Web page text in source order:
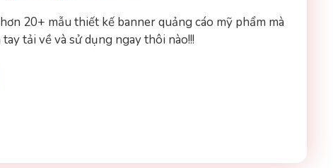
20+ mẫu thiết kế banner quảng cáo mỹ phẩm mà
tải về và sử dụng ngay thôi nào!!!